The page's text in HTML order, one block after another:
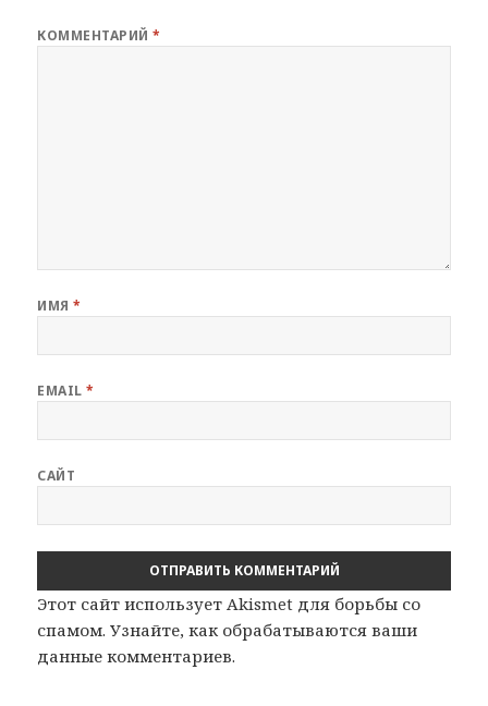
КОММЕНТАРИЙ*
ИМЯ*
EMAIL*
САЙТ
Этот сайт использует Akismet для борьбы со
спамом.Узнайте, как обрабатываются ваши
данные комментариев.